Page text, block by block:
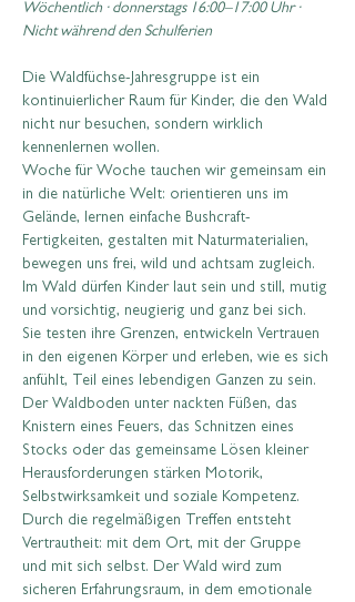
Wöchentlich · donnerstags 16:00–17:00 Uhr ·
Nicht während den Schulferien
Die Waldfüchse-Jahresgruppe ist ein
kontinuierlicher Raum für Kinder, die den Wald
nicht nur besuchen, sondern wirklich
kennenlernen wollen.
Woche für Woche tauchen wir gemeinsam ein
in die natürliche Welt: orientieren uns im
Gelände, lernen einfache Bushcraft-
Fertigkeiten, gestalten mit Naturmaterialien,
bewegen uns frei, wild und achtsam zugleich.
Im Wald dürfen Kinder laut sein und still, mutig
und vorsichtig, neugierig und ganz bei sich.
Sie testen ihre Grenzen, entwickeln Vertrauen
in den eigenen Körper und erleben, wie es sich
anfühlt, Teil eines lebendigen Ganzen zu sein.
Der Waldboden unter nackten Füßen, das
Knistern eines Feuers, das Schnitzen eines
Stocks oder das gemeinsame Lösen kleiner
Herausforderungen stärken Motorik,
Selbstwirksamkeit und soziale Kompetenz.
Durch die regelmäßigen Treffen entsteht
Vertrautheit: mit dem Ort, mit der Gruppe
und mit sich selbst. Der Wald wird zum
sicheren Erfahrungsraum, in dem emotionale